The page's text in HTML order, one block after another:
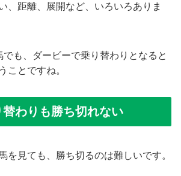
、距離、展開など、いろいろありま
も、ダービーで乗り替わりとなると
ことですね。
替わりも勝ち切れない
を見ても、勝ち切るのは難しいです。